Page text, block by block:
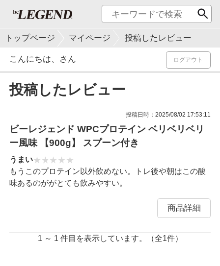
トップページ マイページ 投稿したレビュー
こんにちは、 さん ログアウト
投稿したレビュー
投稿日時：2025/08/02 17:53:11
ビーレジェンド WPCプロテイン ベリベリベリ
ー風味 【900g】 スプーン付き
うまい
もうこのプロテイン以外飲めない。トレ後や朝はこの酸
味あるのががとても飲みやすい。
商品詳細
1 ～ 1 件目を表示しています。（全1件）